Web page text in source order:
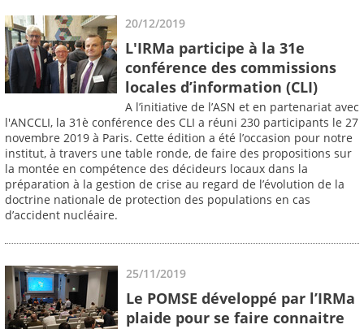
20/12/2019
L'IRMa participe à la 31e
conférence des commissions
locales d’information (CLI)
A l’initiative de l’ASN et en partenariat avec
l'ANCCLI, la 31è conférence des CLI a réuni 230 participants le 27
novembre 2019 à Paris. Cette édition a été l’occasion pour notre
institut, à travers une table ronde, de faire des propositions sur
la montée en compétence des décideurs locaux dans la
préparation à la gestion de crise au regard de l’évolution de la
doctrine nationale de protection des populations en cas
d’accident nucléaire.
25/11/2019
Le POMSE développé par l’IRMa
plaide pour se faire connaitre